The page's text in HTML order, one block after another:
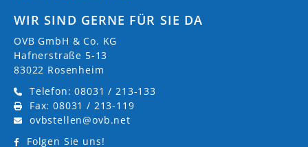
WIR SIND GERNE FÜR SIE DA
OVB GmbH & Co. KG
Hafnerstraße 5-13
83022 Rosenheim
Telefon: 08031 / 213-133
Fax: 08031 / 213-119
ovbstellen@ovb.net
Folgen Sie uns!